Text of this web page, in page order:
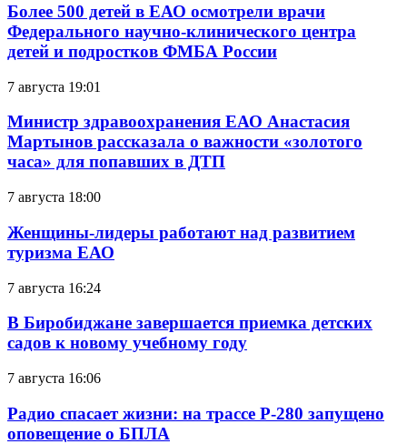
Более 500 детей в ЕАО осмотрели врачи
Федерального научно-клинического центра
детей и подростков ФМБА России
7 августа 19:01
Министр здравоохранения ЕАО Анастасия
Мартынов рассказала о важности «золотого
часа» для попавших в ДТП
7 августа 18:00
Женщины-лидеры работают над развитием
туризма ЕАО
7 августа 16:24
В Биробиджане завершается приемка детских
садов к новому учебному году
7 августа 16:06
Радио спасает жизни: на трассе Р-280 запущено
оповещение о БПЛА